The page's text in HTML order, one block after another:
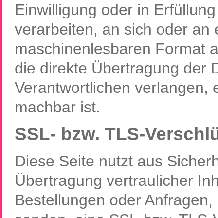
Einwilligung oder in
verarbeiten, an sich oder an
maschinenlesbaren Format
die direkte Übertragung der
Verantwortlichen verlangen,
machbar ist.
SSL- bzw. TLS-
Diese Seite nutzt aus
Übertragung vertraulicher
Bestellungen oder